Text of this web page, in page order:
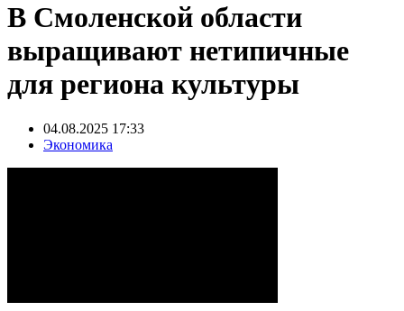
В Смоленской области
выращивают нетипичные
для региона культуры
04.08.2025 17:33
Экономика